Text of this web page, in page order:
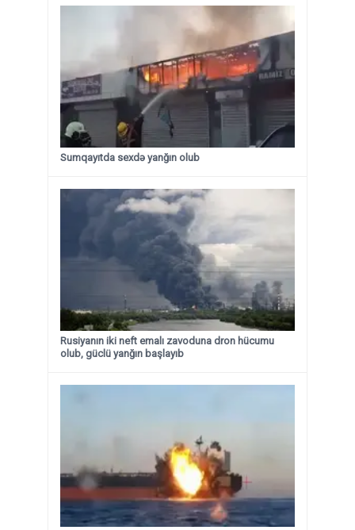
Sumqayıtda sexdə yanğın olub
Rusiyanın iki neft emalı zavoduna dron hücumu
olub, güclü yanğın başlayıb